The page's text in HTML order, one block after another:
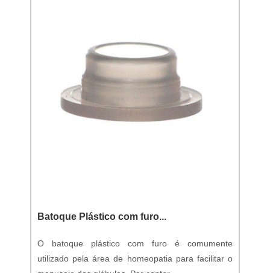
Batoque Plástico com furo...
O batoque plástico com furo é comumente
utilizado pela área de homeopatia para facilitar o